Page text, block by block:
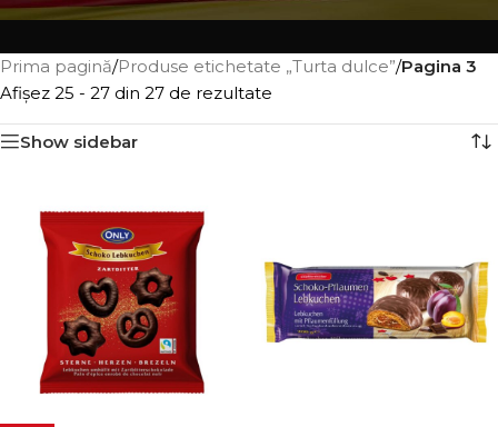
Prima pagină/Produse etichetate „Turta dulce”/Pagina 3
Afișez 25 - 27 din 27 de rezultate
Show sidebar